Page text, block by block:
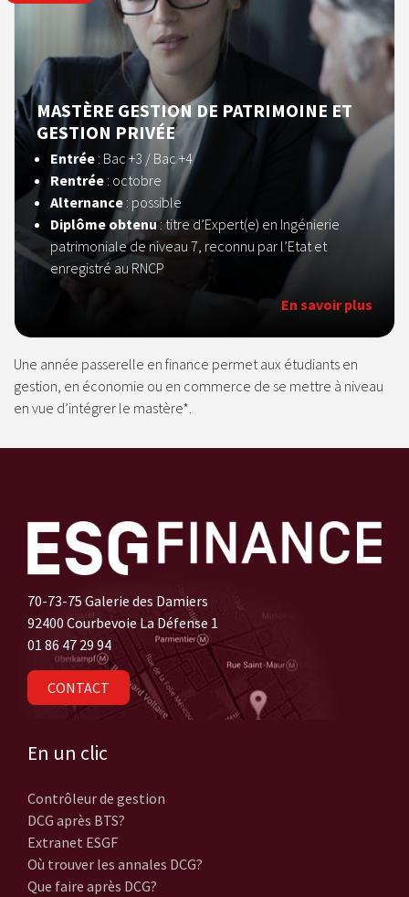
MASTÈRE GESTION DE PATRIMOINE ET
GESTION PRIVÉE
Entrée : Bac +3 / Bac +4
Rentrée : octobre
Alternance : possible
Diplôme obtenu: titre d’Expert(e) en Ingénierie
patrimoniale de niveau 7, reconnu par l’Etat et
enregistré au RNCP
En savoir plus
Une année passerelle en finance permet aux étudiants en
gestion, en économie ou en commerce de se mettre à niveau
en vue d’intégrer le mastère*.
70-73-75 Galerie des Damiers
92400 Courbevoie La Défense 1
01 86 47 29 94
CONTACT
En un clic
Contrôleur de gestion
DCG après BTS?
Extranet ESGF
Où trouver les annales DCG?
Que faire après DCG?